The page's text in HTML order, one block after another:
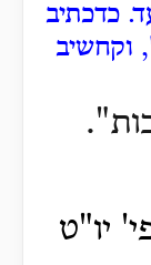
כדכתיב
וקחשיב
יו"ט